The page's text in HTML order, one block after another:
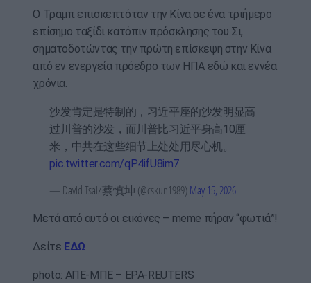
Ο Τραμπ επισκεπτόταν την Κίνα σε ένα τριήμερο
επίσημο ταξίδι κατόπιν πρόσκλησης του Σι,
σηματοδοτώντας την πρώτη επίσκεψη στην Κίνα
από εν ενεργεία πρόεδρο των ΗΠΑ εδώ και εννέα
χρόνια.
沙发肯定是特制的，习近平座的沙发明显高
过川普的沙发，而川普比习近平身高10厘
米，中共在这些细节上处处用尽心机。
pic.twitter.com/qP4ifU8im7
— David Tsai/蔡慎坤 (@cskun1989)May 15, 2026
Μετά από αυτό οι εικόνες – meme πήραν “φωτιά”!
Δείτε ΕΔΩ
photo: ΑΠΕ-ΜΠΕ – EPA-REUTERS